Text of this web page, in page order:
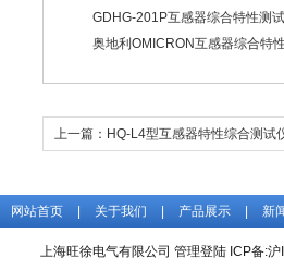
GDHG-201P互感器综合特性测
奥地利OMICRON互感器综合特
上一篇： HQ-L4型互感器特性综合测试
网站首页 关于我们 产品展示 新
上海旺徐电气有限公司 管理登陆 ICP备:沪